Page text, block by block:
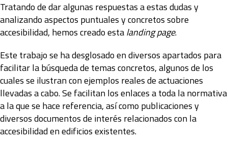
Tratando de dar algunas respuestas a estas dudas y
analizando aspectos puntuales y concretos sobre
accesibilidad, hemos creado estalanding page.
Este trabajo se ha desglosado en diversos apartados para
facilitar la búsqueda de temas concretos, algunos de los
cuales se ilustran con ejemplos reales de actuaciones
llevadas a cabo. Se facilitan los enlaces a toda la normativa
a la que se hace referencia, así como publicaciones y
diversos documentos de interés relacionados con la
accesibilidad en edificios existentes.